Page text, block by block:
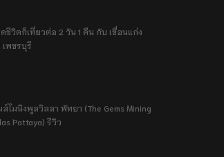
ชีวิตก็เที่ยวต่อ 2 วัน 1 คืน กับ เขื่อนแก่ง
เพชรบุรี
ส์ไมนิงพูลวิลลา พัทยา (The Gems Mining
Pattaya) รีวิว